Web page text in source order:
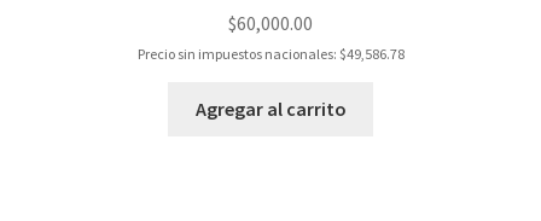
$60,000.00
Precio sin impuestos nacionales: $49,586.78
Agregar al carrito